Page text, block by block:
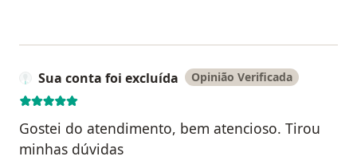
Sua conta foi excluída Opinião Verificada
Gostei do atendimento, bem atencioso. Tirou
minhas dúvidas